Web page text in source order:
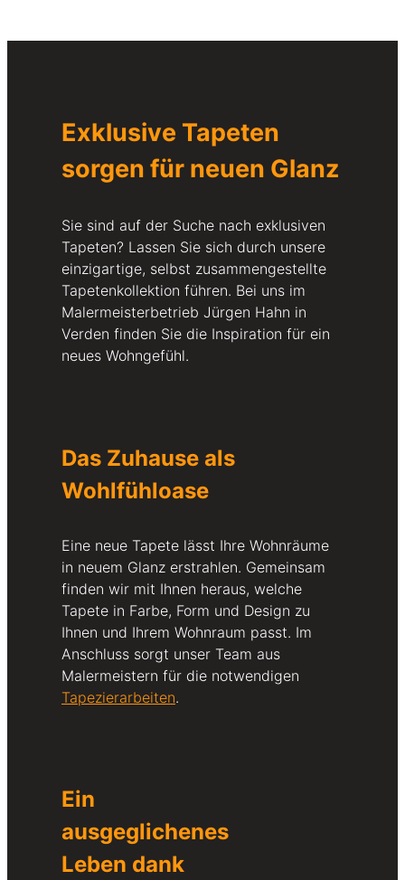
Exklusive Tapeten
sorgen für neuen Glanz
Sie sind auf der Suche nach exklusiven
Tapeten? Lassen Sie sich durch unsere
einzigartige, selbst zusammengestellte
Tapetenkollektion führen. Bei uns im
Malermeisterbetrieb Jürgen Hahn in
Verden finden Sie die Inspiration für ein
neues Wohngefühl.
Das Zuhause als
Wohlfühloase
Eine neue Tapete lässt Ihre Wohnräume
in neuem Glanz erstrahlen. Gemeinsam
finden wir mit Ihnen heraus, welche
Tapete in Farbe, Form und Design zu
Ihnen und Ihrem Wohnraum passt. Im
Anschluss sorgt unser Team aus
Malermeistern für die notwendigen
Tapezierarbeiten.
Ein
ausgeglichenes
Leben dank